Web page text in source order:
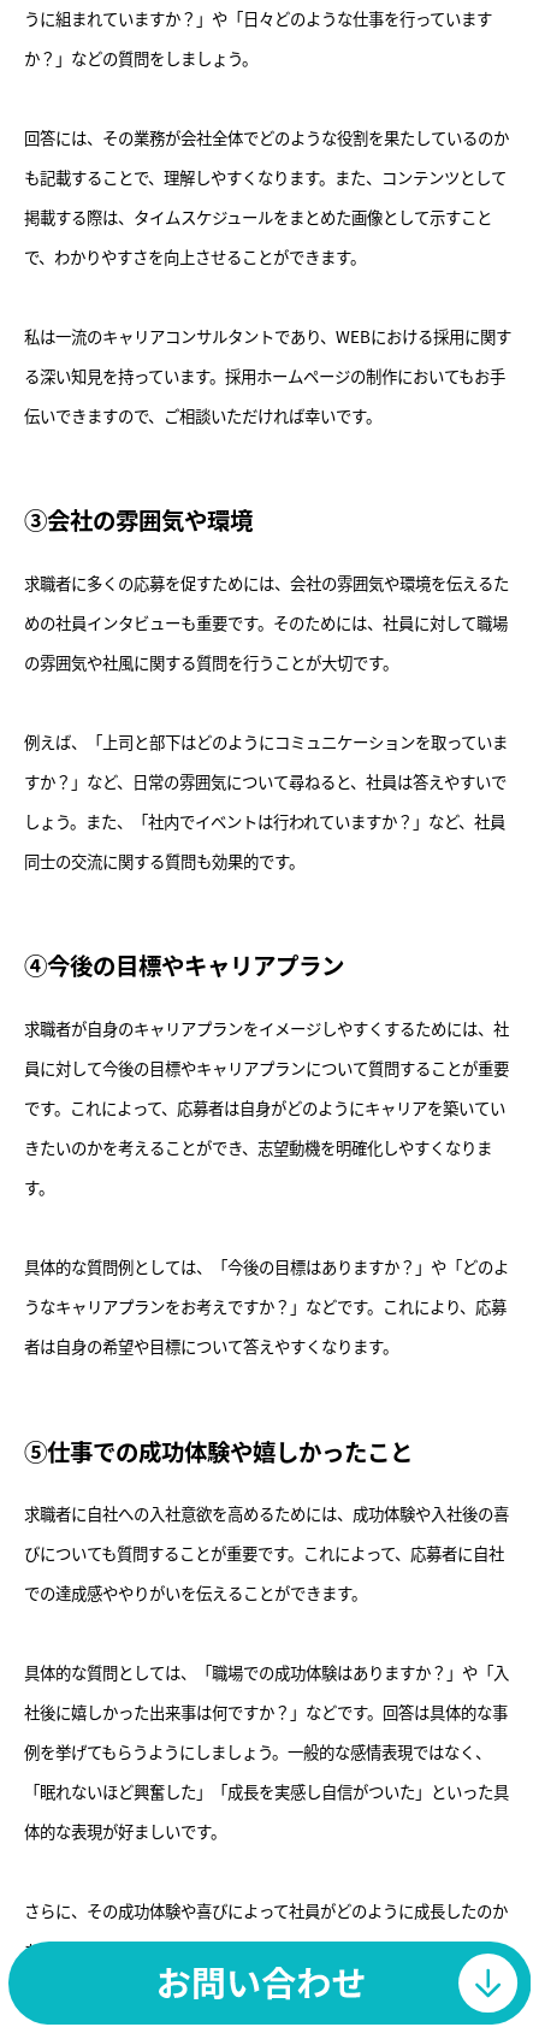
うに組まれていますか？」や「日々どのような仕事を行っています
か？」などの質問をしましょう。
回答には、その業務が会社全体でどのような役割を果たしているのか
も記載することで、理解しやすくなります。また、コンテンツとして
掲載する際は、タイムスケジュールをまとめた画像として示すこと
で、わかりやすさを向上させることができます。
私は一流のキャリアコンサルタントであり、WEBにおける採用に関す
る深い知見を持っています。採用ホームページの制作においてもお手
伝いできますので、ご相談いただければ幸いです。
③会社の雰囲気や環境
求職者に多くの応募を促すためには、会社の雰囲気や環境を伝えるた
めの社員インタビューも重要です。そのためには、社員に対して職場
の雰囲気や社風に関する質問を行うことが大切です。
例えば、「上司と部下はどのようにコミュニケーションを取っていま
すか？」など、日常の雰囲気について尋ねると、社員は答えやすいで
しょう。また、「社内でイベントは行われていますか？」など、社員
同士の交流に関する質問も効果的です。
④今後の目標やキャリアプラン
求職者が自身のキャリアプランをイメージしやすくするためには、社
員に対して今後の目標やキャリアプランについて質問することが重要
です。これによって、応募者は自身がどのようにキャリアを築いてい
きたいのかを考えることができ、志望動機を明確化しやすくなりま
す。
具体的な質問例としては、「今後の目標はありますか？」や「どのよ
うなキャリアプランをお考えですか？」などです。これにより、応募
者は自身の希望や目標について答えやすくなります。
⑤仕事での成功体験や嬉しかったこと
求職者に自社への入社意欲を高めるためには、成功体験や入社後の喜
びについても質問することが重要です。これによって、応募者に自社
での達成感ややりがいを伝えることができます。
具体的な質問としては、「職場での成功体験はありますか？」や「入
社後に嬉しかった出来事は何ですか？」などです。回答は具体的な事
例を挙げてもらうようにしましょう。一般的な感情表現ではなく、
「眠れないほど興奮した」「成長を実感し自信がついた」といった具
体的な表現が好ましいです。
さらに、その成功体験や喜びによって社員がどのように成長したのか
を記載することで、記事の内容に深みが加わります。